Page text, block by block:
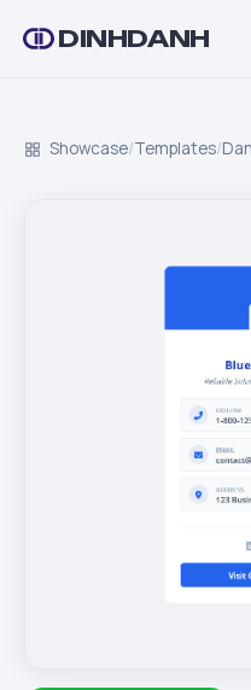
DINHDANH
Showcase/Templates/